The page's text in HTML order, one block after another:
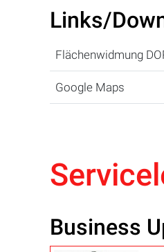
Links/
Flächenwidmung
Google Maps
Business